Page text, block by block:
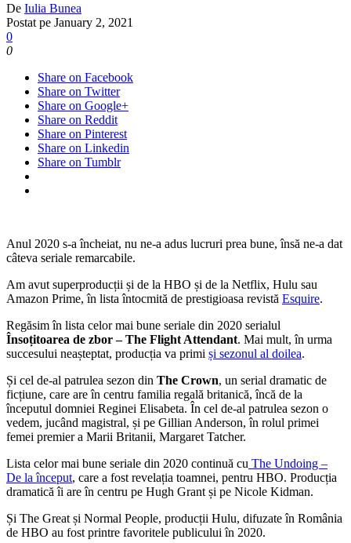
De Iulia Bunea
Postat pe January 2, 2021
0
0
Share on Facebook
Share on Twitter
Share on Google+
Share on Reddit
Share on Pinterest
Share on Linkedin
Share on Tumblr
Anul 2020 s-a încheiat, nu ne-a adus lucruri prea bune, însă ne-a dat
câteva seriale remarcabile.
Am avut superproducții și de la HBO și de la Netflix, Hulu sau
Amazon Prime, în lista întocmită de prestigioasa revistă Esquire.
Regăsim în lista celor mai bune seriale din 2020 serialul
Însoțitoarea de zbor – The Flight Attendant. Mai mult, în urma
succesului neașteptat, producția va primi și sezonul al doilea.
Și cel de-al patrulea sezon din The Crown, un serial dramatic de
ficțiune, care are în centru familia regală britanică, încă de la
începutul domniei Reginei Elisabeta. În cel de-al patrulea sezon o
vedem, jucând magistral, și pe Gillian Anderson, în rolul primei
femei premier a Marii Britanii, Margaret Tatcher.
Lista celor mai bune seriale din 2020 continuă cu The Undoing –
De la început, care a fost revelația toamnei, pentru HBO. Producția
dramatică îi are în centru pe Hugh Grant și pe Nicole Kidman.
Și The Great și Normal People, producții Hulu, difuzate în România
de HBO au fost printre favoritele publicului în 2020.